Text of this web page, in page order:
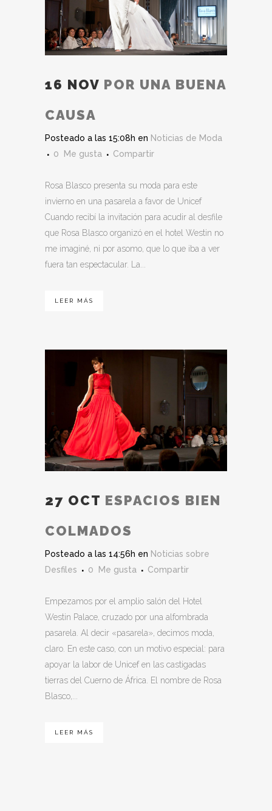
16 NOV POR UNA BUENA
CAUSA
Posteado a las 15:08h en Noticias de Moda
0
Me gusta Compartir
Rosa Blasco presenta su moda para este
invierno en una pasarela a favor de Unicef
Cuando recibí la invitación para acudir al desfile
que Rosa Blasco organizó en el hotel Westin no
me imaginé, ni por asomo, que lo que iba a ver
fuera tan espectacular. La...
LEER MÁS
27 OCT ESPACIOS BIEN
COLMADOS
Posteado a las 14:56h en Noticias sobre
Desfiles
0 Me gusta Compartir
Empezamos por el amplio salón del Hotel
Westin Palace, cruzado por una alfombrada
pasarela. Al decir «pasarela», decimos moda,
claro. En este caso, con un motivo especial: para
apoyar la labor de Unicef en las castigadas
tierras del Cuerno de África. El nombre de Rosa
Blasco,...
LEER MÁS